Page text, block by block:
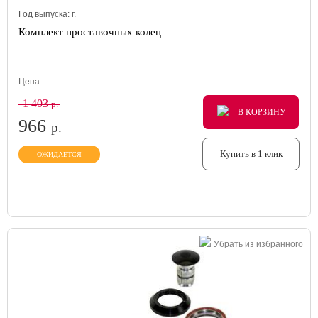
Год выпуска: г.
Комплект проставочных колец
Цена
1 403р.
966 р.
ОЖИДАЕТСЯ
В КОРЗИНУ
В КОРЗИНУ
В КОРЗИНУ
Купить в 1 клик
Убрать из избранного